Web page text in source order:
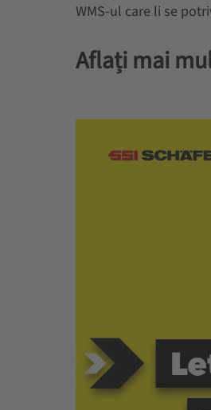
WMS-ul care li se
Aflați mai